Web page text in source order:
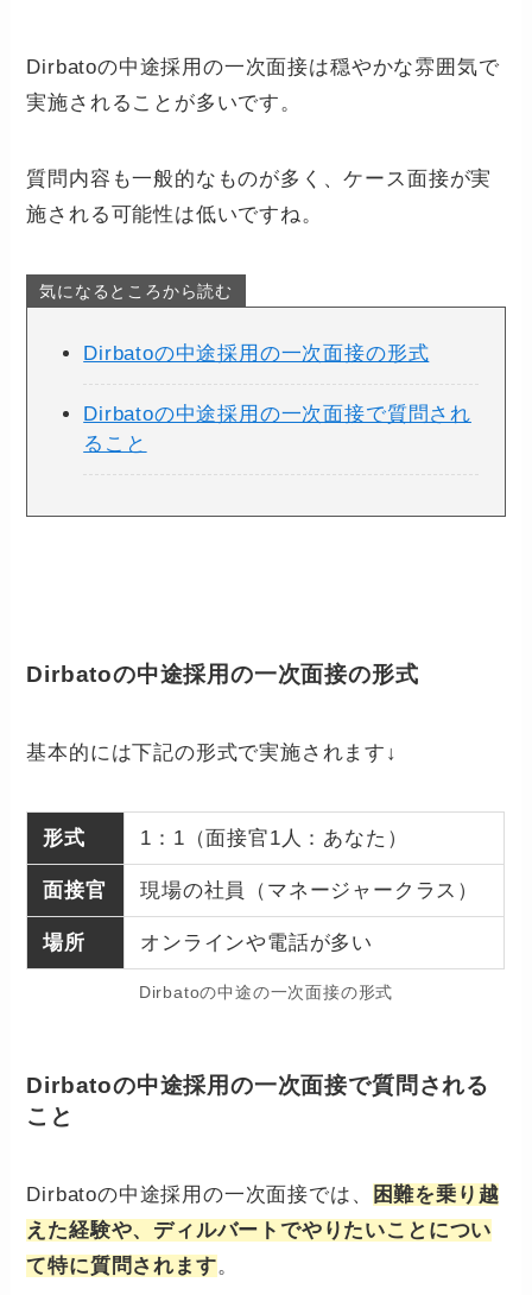
Dirbatoの中途採用の一次面接は穏やかな雰囲気で
実施されることが多いです。
質問内容も一般的なものが多く、ケース面接が実
施される可能性は低いですね。
気になるところから読む
Dirbatoの中途採用の一次面接の形式
Dirbatoの中途採用の一次面接で質問され
ること
Dirbatoの中途採用の一次面接の形式
基本的には下記の形式で実施されます↓
形式 1：1（面接官1人：あなた）
面接官 現場の社員（マネージャークラス）
場所 オンラインや電話が多い
Dirbatoの中途の一次面接の形式
Dirbatoの中途採用の一次面接で質問される
こと
Dirbatoの中途採用の一次面接では、
困難を乗り越
えた経験や、ディルバートでやりたいことについ
て特に質問されます。